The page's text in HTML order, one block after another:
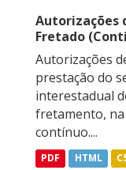
Autorizações
Fretado
Autorizações
prestação do
interestadual
fretamento,
contínuo....
PDF HTML